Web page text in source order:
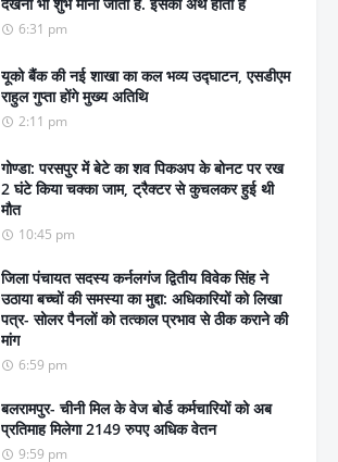
6:31 pm
यूको बैंक की नई शाखा का कल भव्य उद्घाटन, एसडीएम
राहुल गुप्ता होंगे मुख्य अतिथि
2:11 pm
गोण्डा: परसपुर में बेटे का शव पिकअप के बोनट पर रख
2 घंटे किया चक्का जाम, ट्रैक्टर से कुचलकर हुई थी
मौत
10:45 pm
जिला पंचायत सदस्य कर्नलगंज द्वितीय विवेक सिंह ने
उठाया बच्चों की समस्या का मुद्दा: अधिकारियों को लिखा
पत्र- सोलर पैनलों को तत्काल प्रभाव से ठीक कराने की
मांग
6:59 pm
बलरामपुर- चीनी मिल के वेज बोर्ड कर्मचारियों को अब
प्रतिमाह मिलेगा 2149 रुपए अधिक वेतन
9:59 pm